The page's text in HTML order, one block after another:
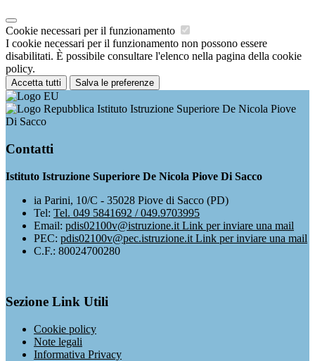
Cookie necessari per il funzionamento
I cookie necessari per il funzionamento non possono essere
disabilitati. È possibile consultare l'elenco nella pagina della cookie
policy.
Accetta tutti Salva le preferenze
Istituto Istruzione Superiore De Nicola Piove
Di Sacco
Contatti
Istituto Istruzione Superiore De Nicola Piove Di Sacco
ia Parini, 10/C - 35028 Piove di Sacco (PD)
Tel: Tel. 049 5841692 / 049.9703995
Email: pdis02100v@istruzione.it Link per inviare una mail
PEC: pdis02100v@pec.istruzione.it Link per inviare una mail
C.F.: 80024700280
Sezione Link Utili
Cookie policy
Note legali
Informativa Privacy